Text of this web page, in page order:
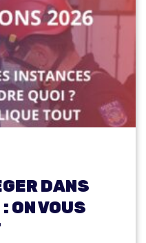
DANS
ON VOUS